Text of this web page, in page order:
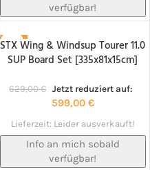
verfügbar!
-5%
NACHBESTELLT!
STX Wing & Windsup Tourer 11.0
SUP Board Set [335x81x15cm]
629,00€ Jetzt reduziert auf:
599,00 €
Lieferzeit: Leider ausverkauft!
Info an mich sobald
verfügbar!